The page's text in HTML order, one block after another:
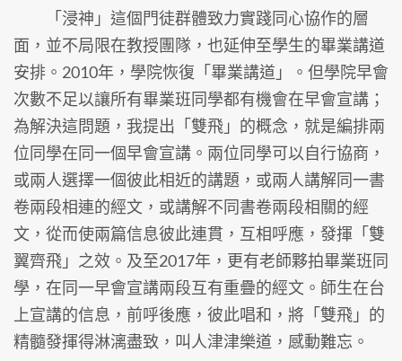
「浸神」這個門徒群體致力實踐同心協作的層
面，並不局限在教授團隊，也延伸至學生的畢業講道
安排。2010年，學院恢復「畢業講道」。但學院早會
次數不足以讓所有畢業班同學都有機會在早會宣講；
為解決這問題，我提出「雙飛」的概念，就是編排兩
位同學在同一個早會宣講。兩位同學可以自行協商，
或兩人選擇一個彼此相近的講題，或兩人講解同一書
卷兩段相連的經文，或講解不同書卷兩段相關的經
文，從而使兩篇信息彼此連貫，互相呼應，發揮「雙
翼齊飛」之效。及至2017年，更有老師夥拍畢業班同
學，在同一早會宣講兩段互有重疊的經文。師生在台
上宣講的信息，前呼後應，彼此唱和，將「雙飛」的
精髓發揮得淋漓盡致，叫人津津樂道，感動難忘。